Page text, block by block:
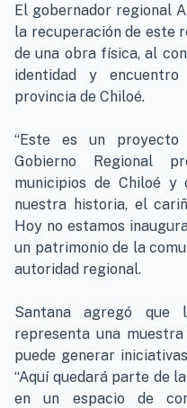
El gobernador regional
la recuperación de este
de una obra física, al
identidad y
provincia de Chiloé.
“Este es un proyecto
Gobierno Regional
municipios de Chiloé y
nuestra historia, el
Hoy no estamos
un patrimonio de la
autoridad regional.
Santana agregó que
representa una
puede generar
“Aquí quedará parte de
en un espacio de